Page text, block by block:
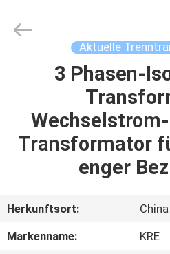
PRODUKTE
FABRIK-
Ltd..
Aktuelle
3 Phasen-
Transformator
enger
Herkunftsort:
China
Markenname:
KRE